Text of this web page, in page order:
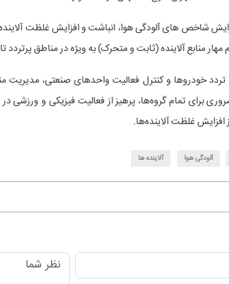
شاخص های آلودگی هوا، انباشت و افزایش غلظت
منابع آلاینده (ثابت و متحرک) به ویژه در مناطق پرتردد
خودروها و کنترل فعالیت واحدهای صنعتی، مدیریت
برای تمام گروه‌ها، پرهیز از فعالیت فیزیکی و ورزشی در
افزایش غلظت آلاینده‌ها.
آلودگی هوا آلاینده ها